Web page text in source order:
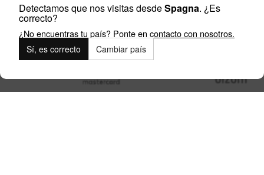
Vieni a trovarci
Outlet
Detectamos que nos visitas desdeSpagna. ¿Es
correcto?
¿No encuentras tu país? Ponte en contacto con nosotros.
Sí, es correcto Cambiar país